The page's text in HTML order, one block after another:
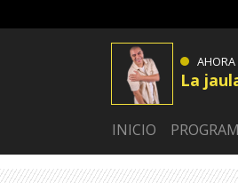
AHORA
La
INICIO